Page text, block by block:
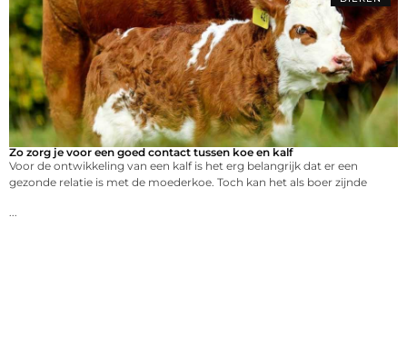
Zo zorg je voor een goed contact tussen koe en kalf
Voor de ontwikkeling van een kalf is het erg belangrijk dat er een
gezonde relatie is met de moederkoe. Toch kan het als boer zijnde